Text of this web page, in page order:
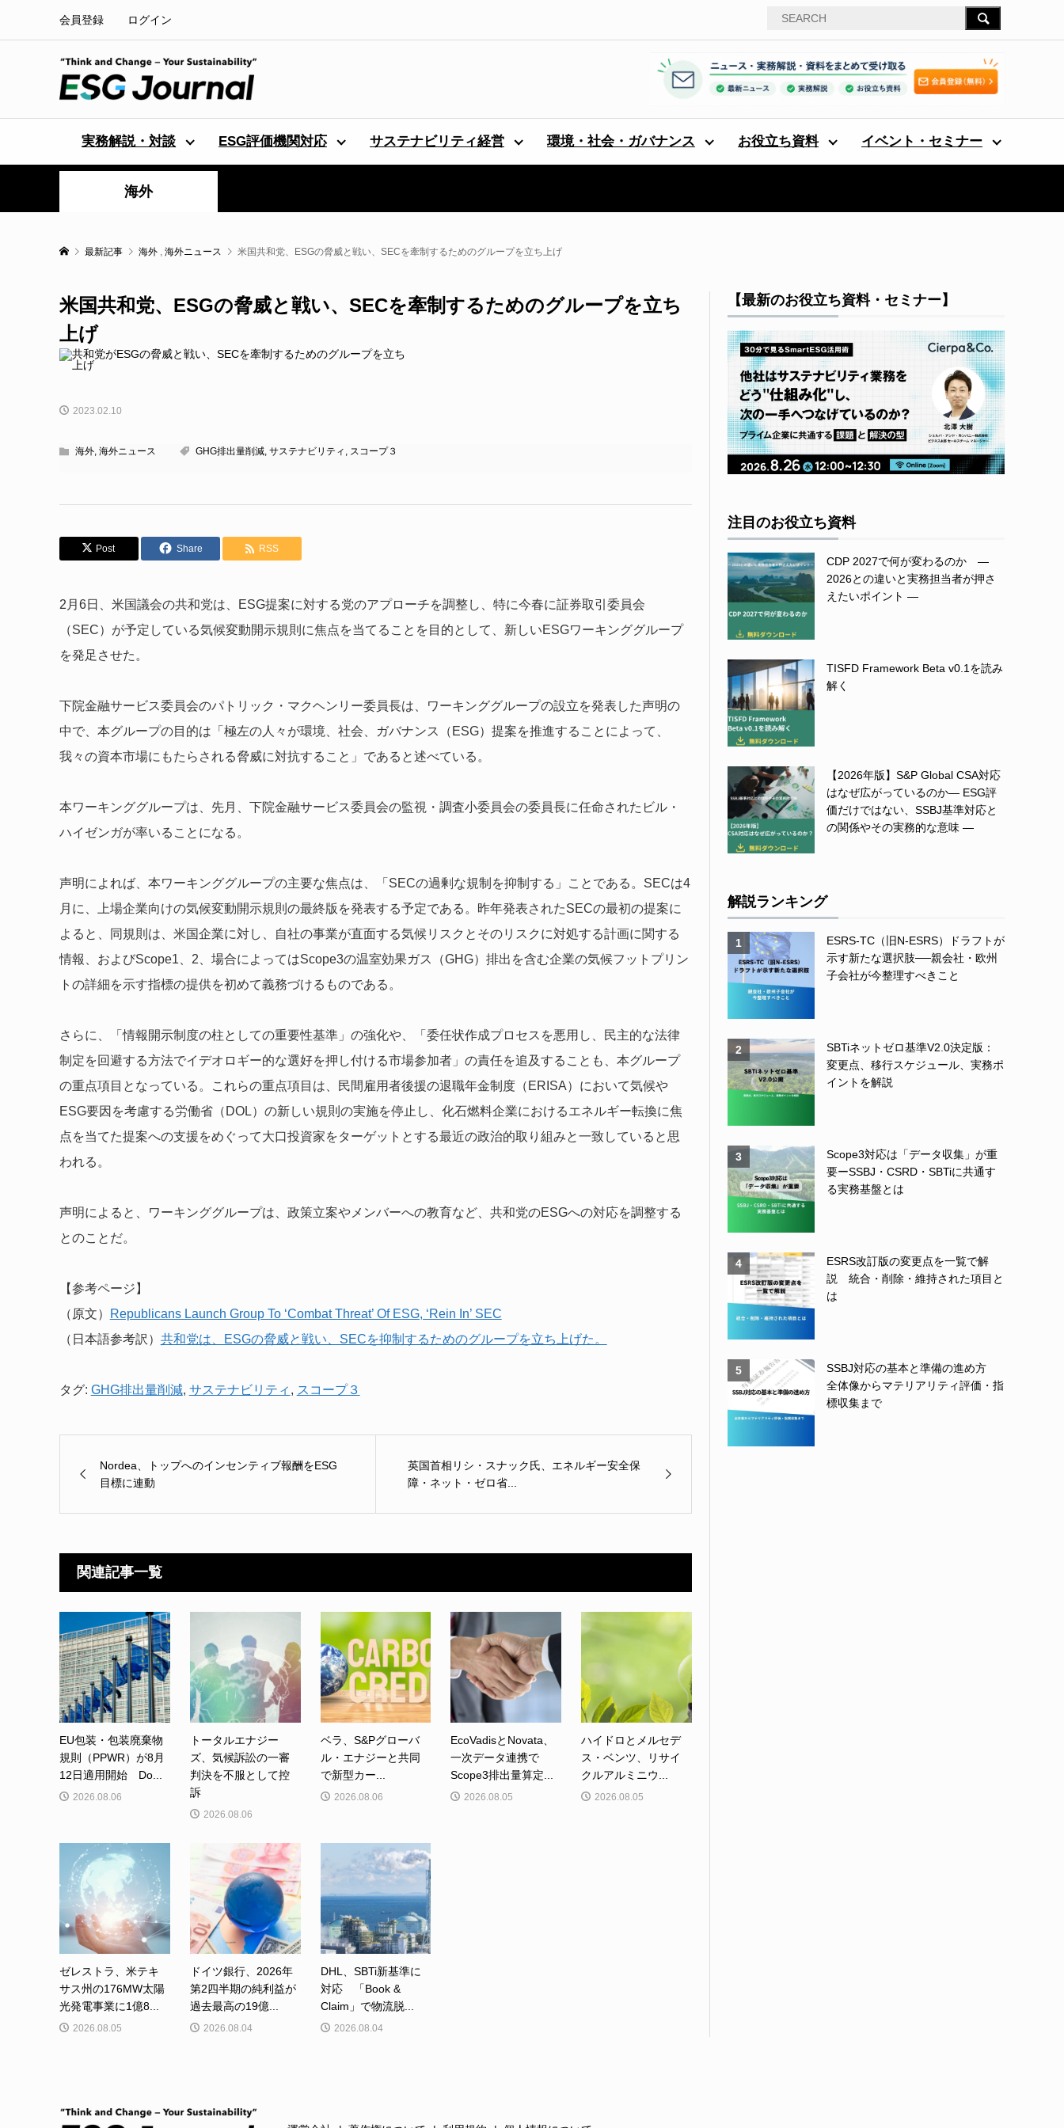
会員登録 ログイン
実務解説・対談 ESG評価機関対応 サステナビリティ経営 環境・社会・ガバナンス お役立ち資料 イベント・セミナー
海外
最新記事 海外 , 海外ニュース 米国共和党、ESGの脅威と戦い、SECを牽制するためのグループを立ち上げ
米国共和党、ESGの脅威と戦い、SECを牽制するためのグループを立ち
上げ
2023.02.10
海外, 海外ニュース GHG排出量削減, サステナビリティ , スコープ３
Post Share RSS
2月6日、米国議会の共和党は、ESG提案に対する党のアプローチを調整し、特に今春に証券取引委員会
（SEC）が予定している気候変動開示規則に焦点を当てることを目的として、新しいESGワーキンググループ
を発足させた。
下院金融サービス委員会のパトリック・マクヘンリー委員長は、ワーキンググループの設立を発表した声明の
中で、本グループの目的は「極左の人々が環境、社会、ガバナンス（ESG）提案を推進することによって、
我々の資本市場にもたらされる脅威に対抗すること」であると述べている。
本ワーキンググループは、先月、下院金融サービス委員会の監視・調査小委員会の委員長に任命されたビル・
ハイゼンガが率いることになる。
声明によれば、本ワーキンググループの主要な焦点は、「SECの過剰な規制を抑制する」ことである。SECは4
月に、上場企業向けの気候変動開示規則の最終版を発表する予定である。昨年発表されたSECの最初の提案に
よると、同規則は、米国企業に対し、自社の事業が直面する気候リスクとそのリスクに対処する計画に関する
情報、およびScope1、2、場合によってはScope3の温室効果ガス（GHG）排出を含む企業の気候フットプリン
トの詳細を示す指標の提供を初めて義務づけるものである。
さらに、「情報開示制度の柱としての重要性基準」の強化や、「委任状作成プロセスを悪用し、民主的な法律
制定を回避する方法でイデオロギー的な選好を押し付ける市場参加者」の責任を追及することも、本グループ
の重点項目となっている。これらの重点項目は、民間雇用者後援の退職年金制度（ERISA）において気候や
ESG要因を考慮する労働省（DOL）の新しい規則の実施を停止し、化石燃料企業におけるエネルギー転換に焦
点を当てた提案への支援をめぐって大口投資家をターゲットとする最近の政治的取り組みと一致していると思
われる。
声明によると、ワーキンググループは、政策立案やメンバーへの教育など、共和党のESGへの対応を調整する
とのことだ。
【参考ページ】
（原文）
Republicans Launch Group To ‘Combat Threat’ Of ESG, ‘Rein In’ SEC
（日本語参考訳） 共和党は、ESGの脅威と戦い、SECを抑制するためのグループを立ち上げた。
タグ: GHG排出量削減, サステナビリティ , スコープ３
Nordea、トップへのインセンティブ報酬をESG
目標に連動
英国首相リシ・スナック氏、エネルギー安全保
障・ネット・ゼロ省...
関連記事一覧
EU包装・包装廃棄物
規則（PPWR）が8月
12日適用開始 Do...
2026.08.06
トータルエナジー
ズ、気候訴訟の一審
判決を不服として控
訴
2026.08.06
ベラ、S&Pグローバ
ル・エナジーと共同
で新型カー...
2026.08.06
EcoVadisとNovata、
一次データ連携で
Scope3排出量算定...
2026.08.05
ハイドロとメルセデ
ス・ベンツ、リサイ
クルアルミニウ...
2026.08.05
ゼレストラ、米テキ
サス州の176MW太陽
光発電事業に1億8...
2026.08.05
ドイツ銀行、2026年
第2四半期の純利益が
過去最高の19億...
2026.08.04
DHL、SBTi新基準に
対応 「Book &
Claim」で物流脱...
2026.08.04
【最新のお役立ち資料・セミナー】
注目のお役立ち資料
CDP 2027で何が変わるのか ―
2026との違いと実務担当者が押さ
えたいポイント ―
TISFD Framework Beta v0.1を読み
解く
【2026年版】S&P Global CSA対応
はなぜ広がっているのか― ESG評
価だけではない、SSBJ基準対応と
の関係やその実務的な意味 ―
解説ランキング
1
ESRS-TC（旧N-ESRS）ドラフトが
示す新たな選択肢──親会社・欧州
子会社が今整理すべきこと
2
SBTiネットゼロ基準V2.0決定版：
変更点、移行スケジュール、実務ポ
イントを解説
3
Scope3対応は「データ収集」が重
要ーSSBJ・CSRD・SBTiに共通す
る実務基盤とは
4
ESRS改訂版の変更点を一覧で解
説 統合・削除・維持された項目と
は
5
SSBJ対応の基本と準備の進め方
全体像からマテリアリティ評価・指
標収集まで